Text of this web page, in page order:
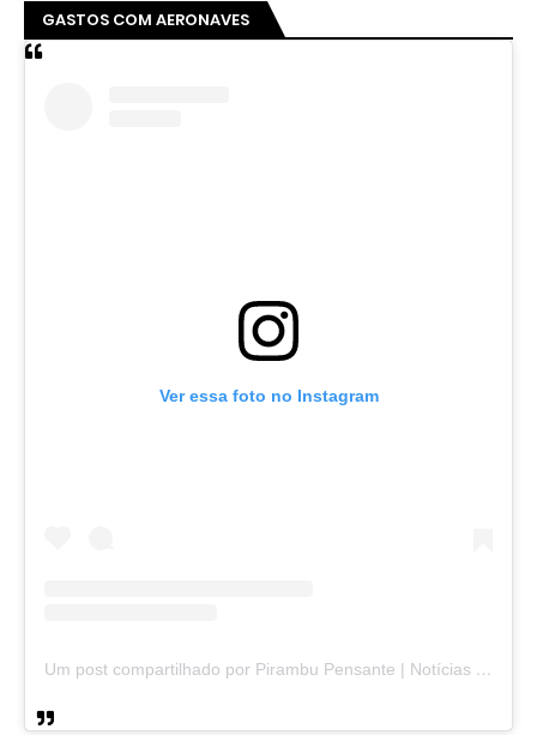
GASTOS COM AERONAVES
Ver essa foto no Instagram
Um post compartilhado por Pirambu Pensante | Notícias & Entretenimento (@pirambupensante)